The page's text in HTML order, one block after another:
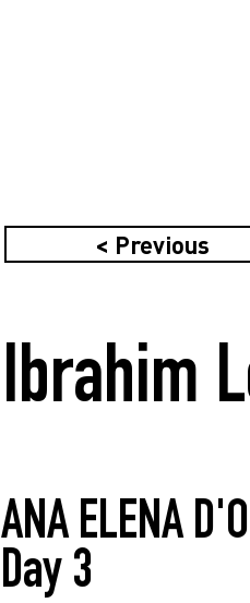
< Previous
Ibrahim
ANA ELENA
Day 3